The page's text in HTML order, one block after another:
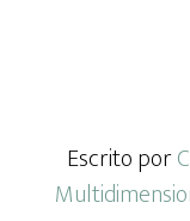
Escrito por